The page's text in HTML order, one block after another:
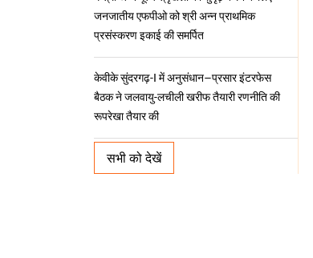
प्रसंस्करण इकाई की समर्पित
केवीके सुंदरगढ़-I में अनुसंधान–प्रसार इंटरफेस
बैठक ने जलवायु-लचीली खरीफ तैयारी रणनीति की
रूपरेखा तैयार की
भाकृअनुप-सीसीआरआई, नागपुर ने 42वां स्थापना
दिवस मनाया; प्रगतिशील सिट्रस उत्पादकों को किया
सम्मानित
सभी को देखें